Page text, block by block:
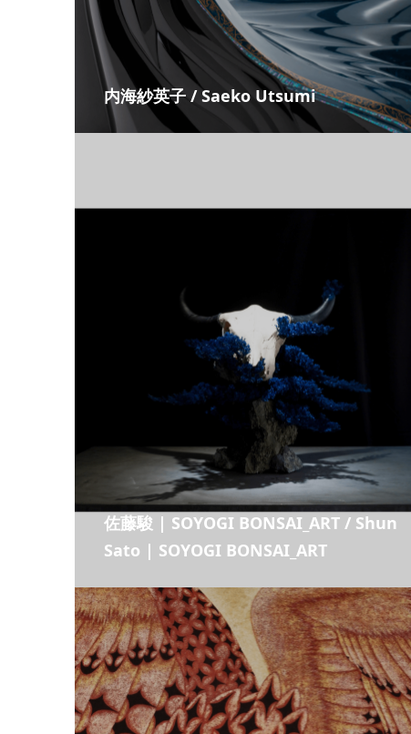
内海紗英子 / Saeko Utsumi
佐藤駿 | SOYOGI BONSAI_ART / Shun
Sato | SOYOGI BONSAI_ART